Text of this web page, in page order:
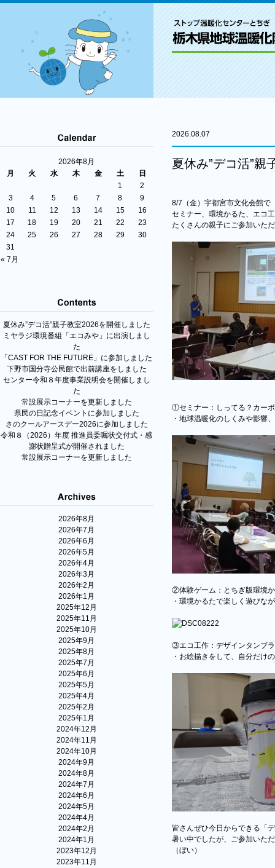
2026年8月
月
火 水 木 金 土 日
« 7月
1
2
3
4 5 6 7 8
9
10
11 12 13 14 15
16
17
18 19 20 21 22
23
24
25 26 27 28 29
30
31
夏休み”デコ活”親子教室2026を開催しました
ミヤラジ環境番組「エコみや」に出演しまし
た
「CAST FOR THE FUTURE」に参加しました
下野市国分寺公民館で出前講座をしました
センター令和８年度事業説明会を開催しまし
た
常設展示コーナーを更新しました
県民の日記念イベントに参加しました
さのクールアースデー2026に参加しました
令和８（2026）年度 推進員委嘱状交付式・感
謝状贈呈式が開催されました
常設展示コーナーを更新しました
2026年8月
2026年7月
2026年6月
2026年5月
2026年4月
2026年3月
2026年2月
2026年1月
2025年12月
2025年11月
2025年10月
2025年9月
2025年8月
2025年7月
2025年6月
2025年5月
2025年4月
2025年2月
2025年1月
2024年12月
2024年11月
2024年10月
2024年9月
2024年8月
2024年7月
2024年6月
2024年5月
2024年4月
2024年2月
2024年1月
2023年12月
2023年11月
2026.08.07
夏休み”デコ活”親
8/7（金）宇都宮市文化会館で
セミナー、環境かるた、エコ
たくさんの親子にご参加いた
①セミナー：しってる？カー
・地球温暖化のしくみや影響
②体験ゲーム：とちぎ版環境
・環境かるたで楽しく遊びな
③エコ工作：デザインタンブ
・お絵描きをして、自分だけ
皆さんぜひ今日からできる「
暑い中でしたが、ご参加いた
（ぼい）